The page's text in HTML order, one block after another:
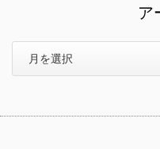
ア